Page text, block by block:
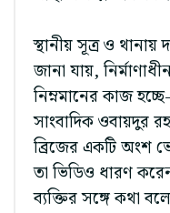
স্থানীয় সূত্র ও
জানা যায়,
নিম্নমানের কাজ
সাংবাদিক ওবায়দুর
ব্রিজের একটি অংশ
তা ভিডিও ধারণ
ব্যক্তির সঙ্গে কথা